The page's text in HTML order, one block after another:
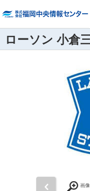
ローソン 小倉
画